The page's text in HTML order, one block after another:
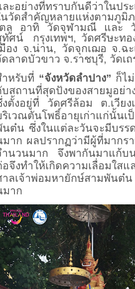
ละอย่างที่ทราบกันดีว่าในป
นวัดสำคัญหลายแห่งตามภูมิ
ตลู อาทิ วัดจุฬามณี และ วั
ทัศน์ กรุงเทพฯ, วัดศรีษะท
มือง จ.น่าน, วัดจุกเฌอ จ.ฉะ
ดลาดบัวขาว จ.ราชบุรี, วัดเ
ำหรับที่ “จังหวัดลำปาง” ก็ไ
บสถานที่สุดปังของสายมูอ
งตั้งอยู่ที่ วัดศรีล้อม ต.เวีย
ริเวณตันโพธิ์อายุเก่าแก่นั้นเ
ต๋น ซึ่งในแต่ละวันจะมีบรร
มาก ผลปรากฏว่ามีผู้ที่มากร
ำนวนมาก จึงพากันมาแก้บ
อจึงทำให้เกิดความเลื่อมใส
าลเจ้าพ่อมหายักษ์สามพัน
มาก